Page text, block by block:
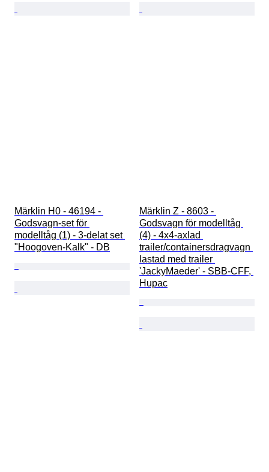
Märklin H0 - 46194 -
Godsvagn-set för
modelltåg (1) - 3-delat set
"Hoogoven-Kalk" - DB
Märklin Z - 8603 -
Godsvagn för modelltåg
(4) - 4x4-axlad
trailer/containersdragvagn
lastad med trailer
'JackyMaeder' - SBB-CFF,
Hupac